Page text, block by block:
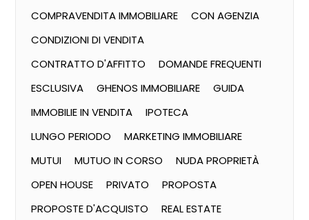
COMPRAVENDITA IMMOBILIARE
CON AGENZIA
CONDIZIONI DI VENDITA
CONTRATTO D'AFFITTO
DOMANDE FREQUENTI
ESCLUSIVA
GHENOS IMMOBILIARE
GUIDA
IMMOBILIE IN VENDITA
IPOTECA
LUNGO PERIODO
MARKETING IMMOBILIARE
MUTUI
MUTUO IN CORSO
NUDA PROPRIETÀ
OPEN HOUSE
PRIVATO
PROPOSTA
PROPOSTE D'ACQUISTO
REAL ESTATE